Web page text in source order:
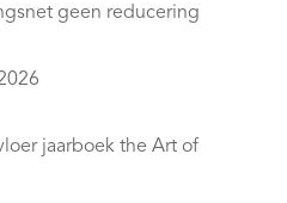
geen reducering
jaarboek the Art of